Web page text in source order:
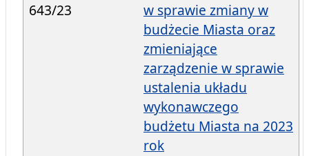
643/23
w sprawie zmiany w
budżecie Miasta oraz
zmieniające
zarządzenie w sprawie
ustalenia układu
wykonawczego
budżetu Miasta na 2023
rok